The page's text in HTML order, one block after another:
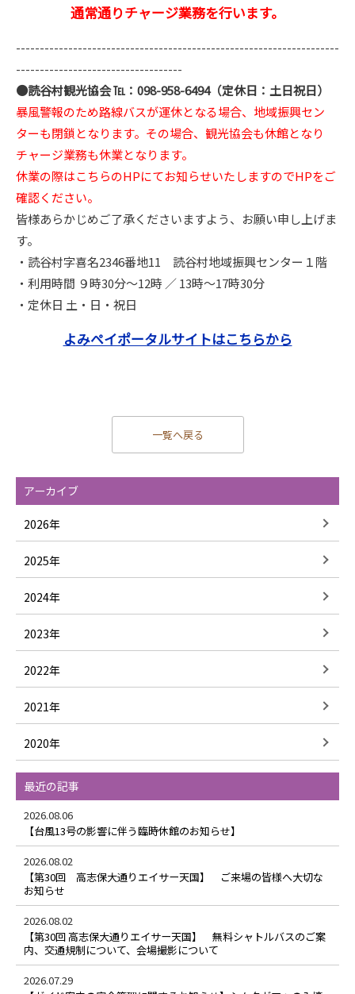
通常通りチャージ業務を行います。
--------------------------------------------------------------------
-----------------------------------
●読谷村観光協会 ℡：098-958-6494（定休日：土日祝日）
暴風警報のため路線バスが運休となる場合、地域振興セン
ターも閉鎖となります。その場合、観光協会も休館となり
チャージ業務も休業となります。
休業の際はこちらのHPにてお知らせいたしますのでHPをご
確認ください。
皆様あらかじめご了承くださいますよう、お願い申し上げま
す。
・読谷村字喜名2346番地11 読谷村地域振興センター１階
・利用時間 ９時30分〜12時 ／ 13時〜17時30分
・定休日 土・日・祝日
よみペイポータルサイトはこちらから
一覧へ戻る
アーカイブ
2026年
2025年
2024年
2023年
2022年
2021年
2020年
最近の記事
2026.08.06
【台風13号の影響に伴う臨時休館のお知らせ】
2026.08.02
【第30回 高志保大通りエイサー天国】 ご来場の皆様へ大切な
お知らせ
2026.08.02
【第30回 高志保大通りエイサー天国】 無料シャトルバスのご案
内、交通規制について、会場撮影について
2026.07.29